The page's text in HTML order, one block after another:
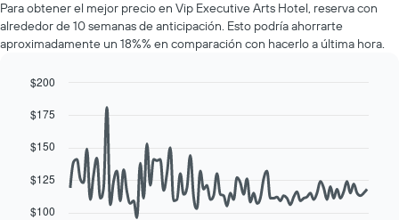
muestra
1
eje
indica
precio
promedio
de
una
habitación
de
una
habitación
cada
de
semana
gráfico
Para obtener el mejor precio en Vip Executive Arts Hotel, reserva con
alrededor de 10 semanas de anticipación. Esto podría ahorrarte
aproximadamente un 18%% en comparación con hacerlo a última hora.
chart
90
El
graphic.
$100
$125
$150
$175
$200